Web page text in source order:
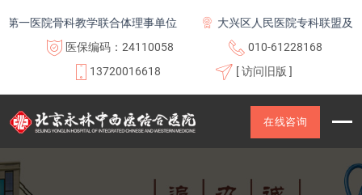
一医院骨科教学联合体理事单位
大兴区人民医院专科联盟及医
医保编码：24110058
010-61228168
13720016618
[ 访问旧版 ]
在线咨询